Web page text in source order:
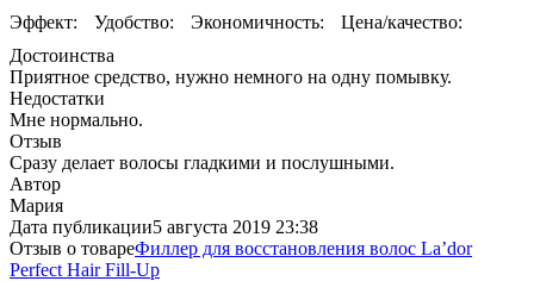
Эффект:
Удобство: Экономичность:
Цена/качество:
Достоинства
Приятное средство, нужно немного на одну помывку.
Недостатки
Мне нормально.
Отзыв
Сразу делает волосы гладкими и послушными.
Автор
Мария
Дата публикации5 августа 2019 23:38
Отзыв о товареФиллер для восстановления волос La’dor
Perfect Hair Fill-Up